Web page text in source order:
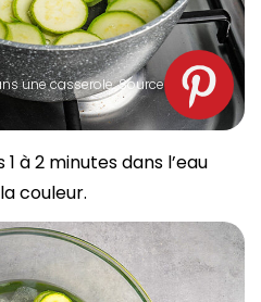
une casserole. Source
à 2 minutes dans l’eau
couleur.